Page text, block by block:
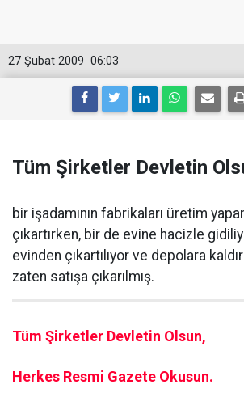
06:03
27 Şubat 2009
Tüm Şirketler Devletin
bir işadamının fabrikaları üretim
çıkartırken, bir de evine hacizle
evinden çıkartılıyor ve depolara
zaten satışa çıkarılmış.
Tüm Şirketler Devletin Olsun,
Herkes Resmi Gazete Okusun.